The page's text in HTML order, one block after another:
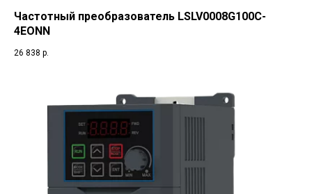
Частотный преобразователь LSLV0008G100C-
4EONN
26 838 р.